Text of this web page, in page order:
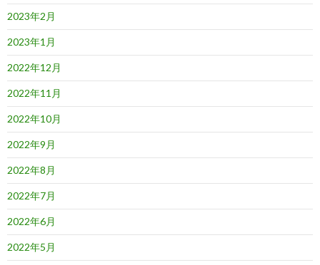
2023年2月
2023年1月
2022年12月
2022年11月
2022年10月
2022年9月
2022年8月
2022年7月
2022年6月
2022年5月